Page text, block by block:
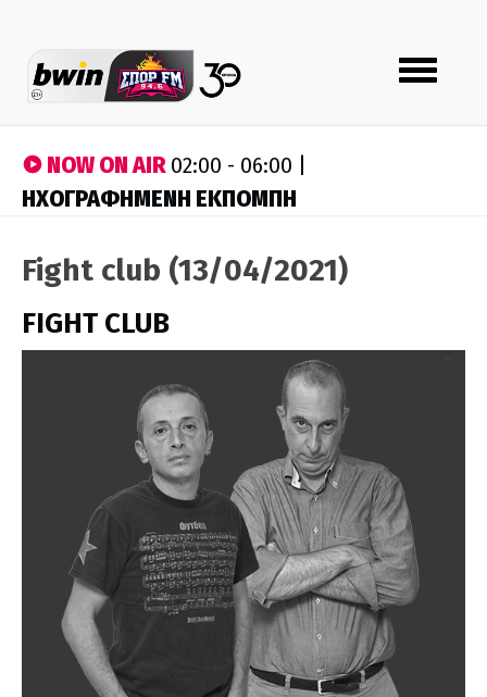
Toggle
navigation
NOW ON AIR02:00 - 06:00 |
ΗΧΟΓΡΑΦΗΜΕΝΗ ΕΚΠΟΜΠΗ
Fight club (13/04/2021)
FIGHT CLUB